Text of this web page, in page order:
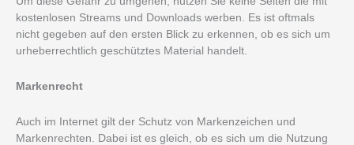
kostenlosen Streams und Downloads werben. Es ist oftmals
nicht gegeben auf den ersten Blick zu erkennen, ob es sich um
urheberrechtlich geschütztes Material handelt.
Markenrecht
Auch im Internet gilt der Schutz von Markenzeichen und
Markenrechten. Dabei ist es gleich, ob es sich um die Nutzung